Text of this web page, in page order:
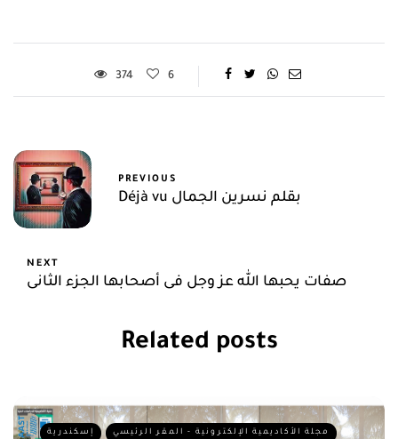
374 6
PREVIOUS
Déjà vu بقلم نسرين الجمال
NEXT
صفات يحبها الله عز وجل فى أصحابها الجزء الثانى
Related posts
إسكندرية مجلة الأكاديمية الإلكترونية - المقر الرئيسي